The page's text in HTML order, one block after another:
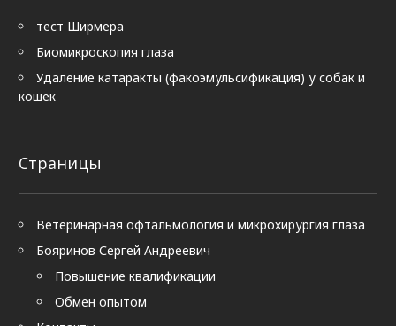
тест Ширмера
Биомикроскопия глаза
Удаление катаракты (факоэмульсификация) у собак и
кошек
Страницы
Ветеринарная офтальмология и микрохирургия глаза
Бояринов Сергей Андреевич
Повышение квалификации
Обмен опытом